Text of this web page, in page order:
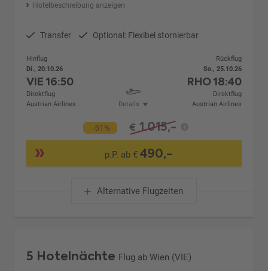
Hotelbeschreibung anzeigen
Transfer Optional: Flexibel stornierbar
Hinflug
Di., 20.10.26
VIE16:50
Direktflug
Austrian Airlines
Details
Rückflug
So., 25.10.26
RHO18:40
Direktflug
Austrian Airlines
-51% € 1.015,-
p.P. ab € 490,-
Alternative Flugzeiten
5 Hotelnächte Flug ab Wien (VIE)